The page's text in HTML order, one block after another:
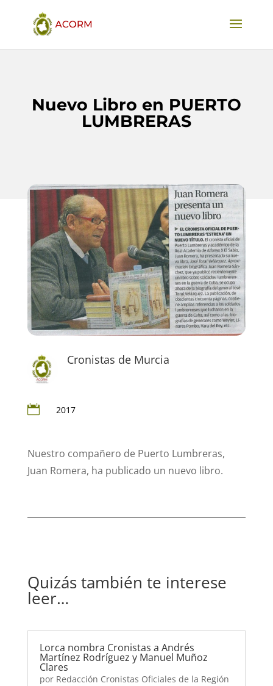
Nuevo Libro en PUERTO
LUMBRERAS
Cronistas de Murcia
 2017
Nuestro compañero de Puerto Lumbreras,
Juan Romera, ha publicado un nuevo libro.
Quizás también te interese
leer…
Lorca nombra Cronistas a Andrés
Martínez Rodríguez y Manuel Muñoz
Clares
por Redacción Cronistas Oficiales de la Región